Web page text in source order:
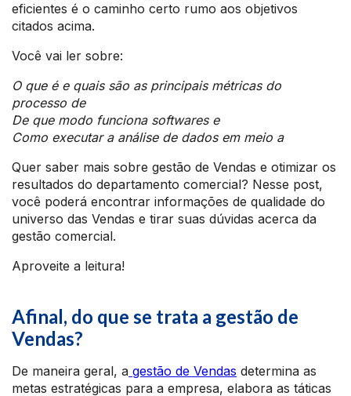
eficientes é o caminho certo rumo aos objetivos
citados acima.
Você vai ler sobre:
O que é e quais são as principais métricas do
processo de
De que modo funciona softwares e
Como executar a análise de dados em meio a
Quer saber mais sobre gestão de Vendas e otimizar os
resultados do departamento comercial? Nesse post,
você poderá encontrar informações de qualidade do
universo das Vendas e tirar suas dúvidas acerca da
gestão comercial.
Aproveite a leitura!
Afinal, do que se trata a gestão de
Vendas?
De maneira geral, a gestão de Vendas determina as
metas estratégicas para a empresa, elabora as táticas